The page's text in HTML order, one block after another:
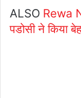
ALSO Rewa
पडोसी ने किया